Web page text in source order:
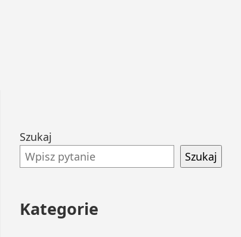
Przejdź
do
stopki
Szukaj
Szukaj
Kategorie